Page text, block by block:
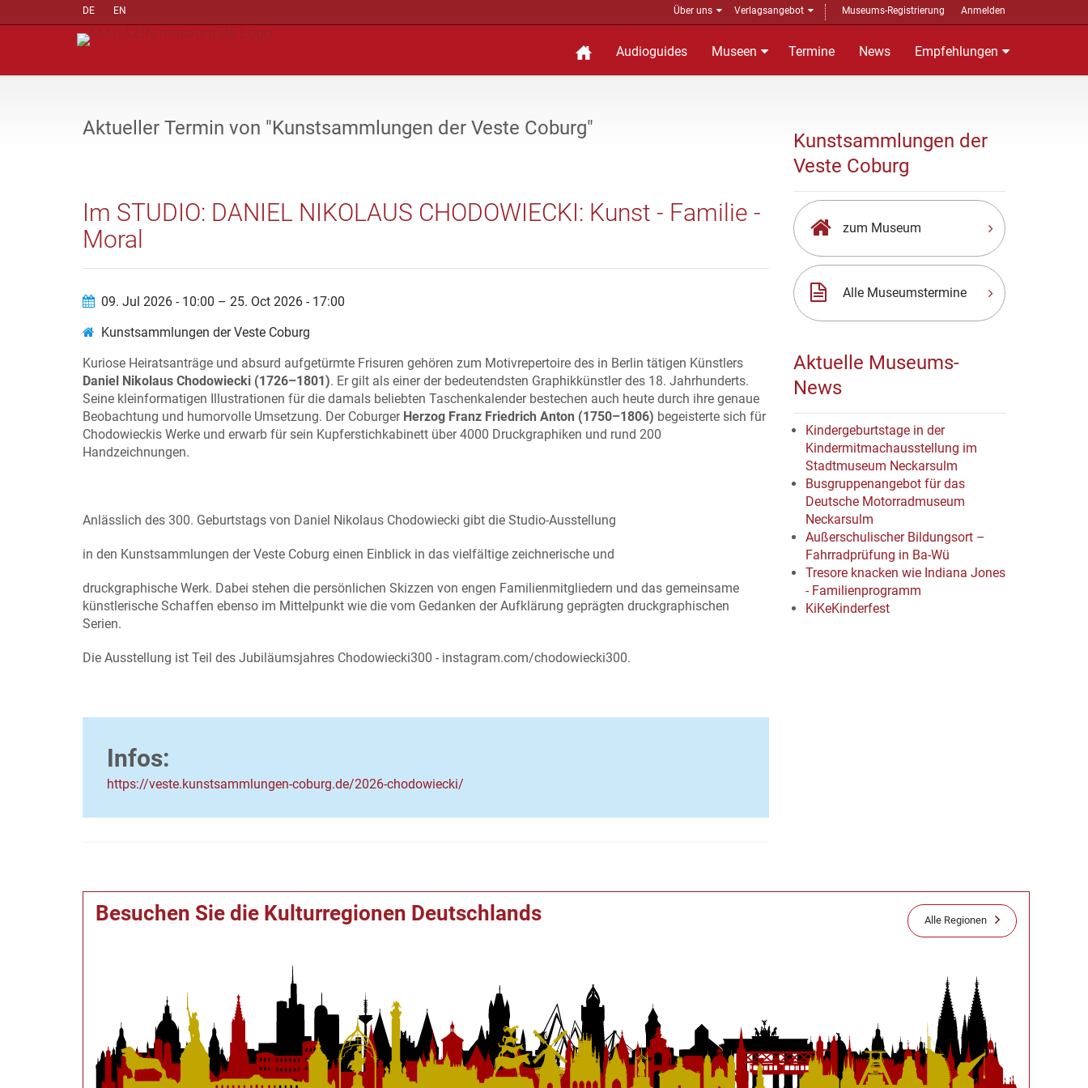
DE EN Über uns Verlagsangebot Museums-Registrierung Anmelden
Audioguides Museen Termine News Empfehlungen
Aktueller Termin von "Kunstsammlungen der Veste Coburg"
Im STUDIO: DANIEL NIKOLAUS CHODOWIECKI: Kunst - Familie -
Moral
09. Jul 2026 - 10:00 – 25. Oct 2026 - 17:00
Kunstsammlungen der Veste Coburg
Kuriose Heiratsanträge und absurd aufgetürmte Frisuren gehören zum Motivrepertoire des in Berlin tätigen Künstlers
Daniel Nikolaus Chodowiecki (1726–1801). Er gilt als einer der bedeutendsten Graphikkünstler des 18. Jahrhunderts.
Seine kleinformatigen Illustrationen für die damals beliebten Taschenkalender bestechen auch heute durch ihre genaue
Beobachtung und humorvolle Umsetzung. Der Coburger Herzog Franz Friedrich Anton (1750–1806) begeisterte sich für
Chodowieckis Werke und erwarb für sein Kupferstichkabinett über 4000 Druckgraphiken und rund 200
Handzeichnungen.
Anlässlich des 300. Geburtstags von Daniel Nikolaus Chodowiecki gibt die Studio-Ausstellung
in den Kunstsammlungen der Veste Coburg einen Einblick in das vielfältige zeichnerische und
druckgraphische Werk. Dabei stehen die persönlichen Skizzen von engen Familienmitgliedern und das gemeinsame
künstlerische Schaffen ebenso im Mittelpunkt wie die vom Gedanken der Aufklärung geprägten druckgraphischen
Serien.
Die Ausstellung ist Teil des Jubiläumsjahres Chodowiecki300 - instagram.com/chodowiecki300.
Infos:
https://veste.kunstsammlungen-coburg.de/2026-chodowiecki/
Besuchen Sie die Kulturregionen Deutschlands Alle Regionen
Kunstsammlungen der
Veste Coburg
zum Museum
Alle Museumstermine
Aktuelle Museums-
News
Kindergeburtstage in der
Kindermitmachausstellung im
Stadtmuseum Neckarsulm
Busgruppenangebot für das
Deutsche Motorradmuseum
Neckarsulm
Außerschulischer Bildungsort –
Fahrradprüfung in Ba-Wü
Tresore knacken wie Indiana Jones
- Familienprogramm
KiKeKinderfest